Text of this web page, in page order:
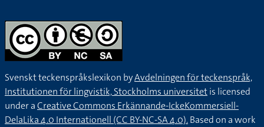
Svenskt teckenspråkslexikon byAvdelningen för teckenspråk,
Institutionen för lingvistik, Stockholms universitetis licensed
under aCreative Commons Erkännande-IckeKommersiell-
DelaLika 4.0 Internationell (CC BY-NC-SA 4.0).Based on a work